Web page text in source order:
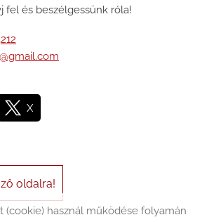
fel és beszélgessünk róla!
X
oldalra!
(cookie) használ működése folyamán